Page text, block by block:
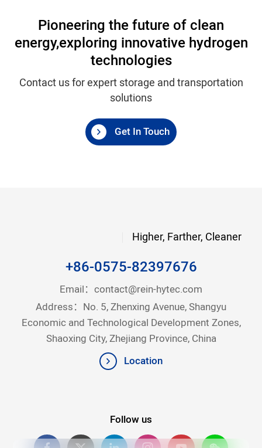
Pioneering the future of clean
energy,exploring innovative hydrogen
technologies
Contact us for expert storage and transportation
solutions
Get In Touch
Higher, Farther, Cleaner
+86-0575-82397676
Email： contact@rein-hytec.com
Address：No. 5, Zhenxing Avenue, Shangyu
Economic and Technological Development Zones,
Shaoxing City, Zhejiang Province, China
Location
Follow us